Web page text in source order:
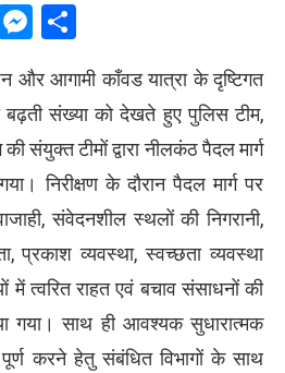
Messenger
और आगामी काँवड यात्रा के दृष्टिगत
बढ़ती संख्या को देखते हुए पुलिस टीम,
संयुक्त टीमों द्वारा नीलकंठ पैदल मार्ग
निरीक्षण के दौरान पैदल मार्ग पर
संवेदनशील स्थलों की निगरानी,
प्रकाश व्यवस्था, स्वच्छता व्यवस्था
में त्वरित राहत एवं बचाव संसाधनों की
गया। साथ ही आवश्यक सुधारात्मक
करने हेतु संबंधित विभागों के साथ